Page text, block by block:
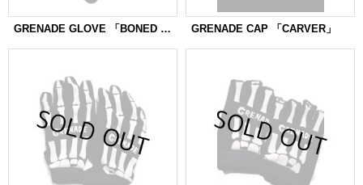
GRENADE GLOVE 「BONED AGE」 GRENADE CAP 「CARVER」